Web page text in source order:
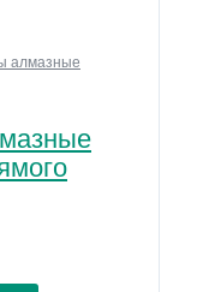
алмазные